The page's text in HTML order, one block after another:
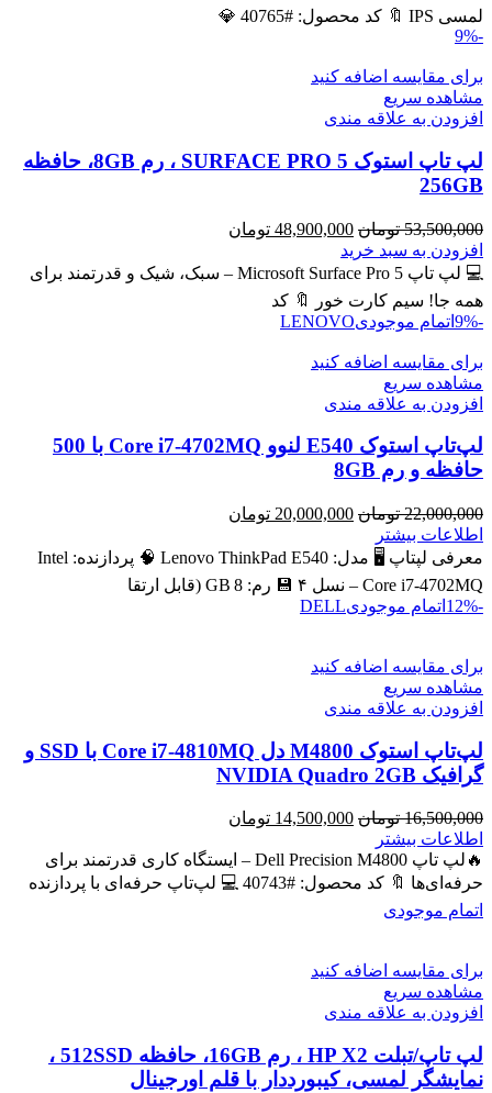
لمسی IPS 🔖 کد محصول: #40765 💎
-9%
برای مقایسه اضافه کنید
مشاهده سریع
افزودن به علاقه مندی
لپ تاپ استوک SURFACE PRO 5 ، رم 8GB، حافظه
256GB
53,500,000 تومان قیمت
اصلی
53,500,000 تومان
48,900,000 تومان
48,900,000 تومان
افزودن به سبد خرید
💻 لپ تاپ Microsoft Surface Pro 5 – سبک، شیک و قدرتمند برای
همه جا! سیم کارت خور 🔖 کد
-9%
اتمام موجودیLENOVO
برای مقایسه اضافه کنید
مشاهده سریع
افزودن به علاقه مندی
لپ‌تاپ استوک E540 لنوو Core i7-4702MQ با 500
حافظه و رم 8GB
22,000,000 تومان قیمت
22,000,000 تومان
20,000,000 تومان
20,000,000 تومان
است.
اطلاعات بیشتر
معرفی لپتاپ 🖥️ مدل: Lenovo ThinkPad E540 🧠 پردازنده: Intel
Core i7‑4702MQ – نسل ۴ 💾 رم: 8 GB (قابل ارتقا
-12%
اتمام موجودیDELL
برای مقایسه اضافه کنید
مشاهده سریع
افزودن به علاقه مندی
لپ‌تاپ استوک M4800 دل Core i7-4810MQ با SSD و
گرافیک NVIDIA Quadro 2GB
16,500,000 تومان قیمت
16,500,000 تومان
بود.
14,500,000 تومان
14,500,000 تومان
است.
اطلاعات بیشتر
🔥لپ تاپ Dell Precision M4800 – ایستگاه کاری قدرتمند برای
حرفه‌ای‌ها 🔖 کد محصول: #40743 💻 لپ‌تاپ حرفه‌ای با پردازنده
اتمام موجودی
برای مقایسه اضافه کنید
مشاهده سریع
افزودن به علاقه مندی
لپ تاپ/تبلت HP X2 ، رم 16GB، حافظه 512SSD ،
نمایشگر لمسی، کیبورددار با قلم اورجینال